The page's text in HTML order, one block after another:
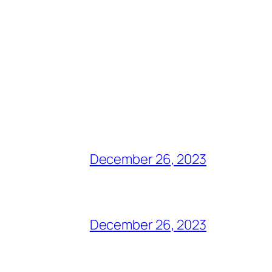
December 26, 2023
December 26, 2023